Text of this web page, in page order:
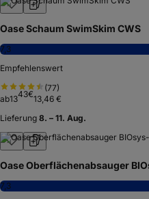
Oase Schaum SwimSkim CWS
7,3
Empfehlenswert
(77)
ab1343€13,46 €
Lieferung 8. – 11. Aug.
Oase Oberflächenabsauger
7,3